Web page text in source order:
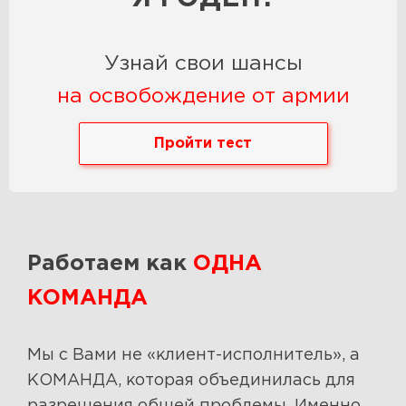
Узнай свои шансы
на освобождение от армии
Пройти тест
Работаем как ОДНА
КОМАНДА
Мы с Вами не «клиент-исполнитель», а
КОМАНДА, которая объединилась для